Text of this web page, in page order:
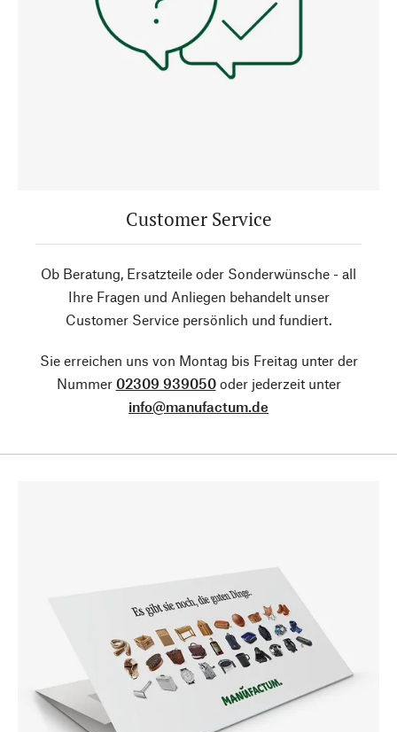
Customer Service
Ob Beratung, Ersatzteile oder Sonderwünsche - all
Ihre Fragen und Anliegen behandelt unser
Customer Service persönlich und fundiert.
Sie erreichen uns von Montag bis Freitag unter der
Nummer 02309 939050oder jederzeit unter
info@manufactum.de